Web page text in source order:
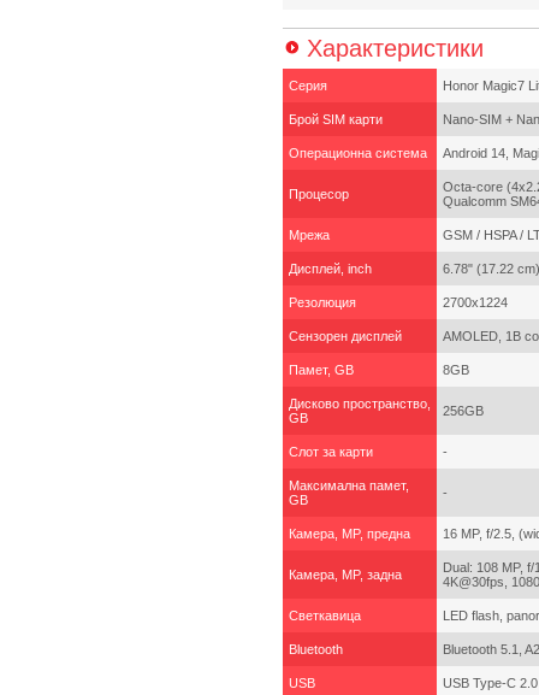
Характеристики
Серия Honor Magic7
Брой SIM карти Nano-SIM +
Операционна система Android 14,
Процесор
Octa-core
Qualcomm
Мрежа GSM / HSPA /
Дисплей, inch 6.78" (17.22 cm)
Резолюция 2700x1224
Сензорен дисплей AMOLED, 1B
Памет, GB 8GB
Дисково пространство,
GB
256GB
Слот за карти -
Максимална памет,
GB
-
Камера, MP, предна 16 MP, f/2.5,
Камера, MP, задна
Dual: 108 MP,
4K@30fps,
Светкавица LED flash,
Bluetooth Bluetooth 5.1,
USB USB Type-C